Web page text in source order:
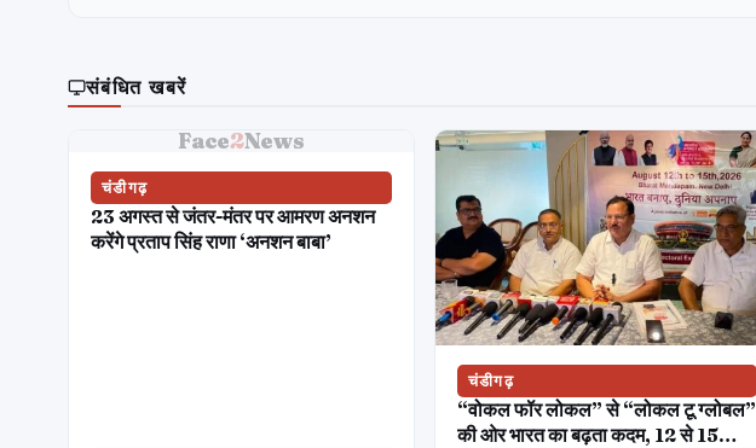
संबंधित खबरें
Face2News
चंडीगढ़
23 अगस्त से जंतर-मंतर पर आमरण अनशन
करेंगे प्रताप सिंह राणा ‘अनशन बाबा’
चंडीगढ़
“वोकल फॉर लोकल” से “लोकल टू ग्लोबल”
की ओर भारत का बढ़ता कदम, 12 से 15